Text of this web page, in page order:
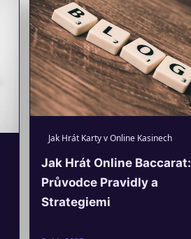
Jak Hrát Karty v Online Kasinech
Jak Hrát Online Baccarat:
Průvodce Pravidly a
Strategiemi